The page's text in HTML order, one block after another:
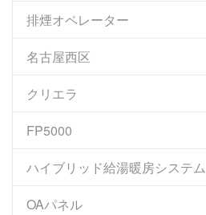
排煙オペレーター
名古屋西区
クリエラ
FP5000
ハイブリッド給湯暖房システム
OAパネル